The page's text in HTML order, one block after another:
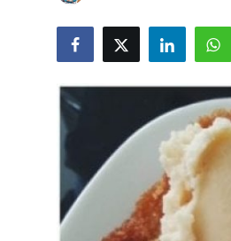
Temel Gıda ve Ürün Rehberleri
İçecek Kültürü & Barista
Yöresel Tarifler & Ev Yemekleri
Gıda Güvenliği & Sağlık
İçecek Kültürü & Rehberleri